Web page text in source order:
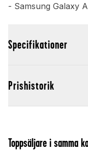
- Samsung Galaxy
Specifikationer
Prishistorik
Toppsäljare i samma